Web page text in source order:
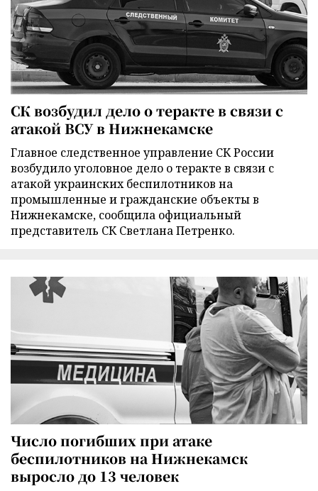
СК возбудил дело о теракте в связи с
атакой ВСУ в Нижнекамске
Главное следственное управление СК России
возбудило уголовное дело о теракте в связи с
атакой украинских беспилотников на
промышленные и гражданские объекты в
Нижнекамске, сообщила официальный
представитель СК Светлана Петренко.
Число погибших при атаке
беспилотников на Нижнекамск
выросло до 13 человек